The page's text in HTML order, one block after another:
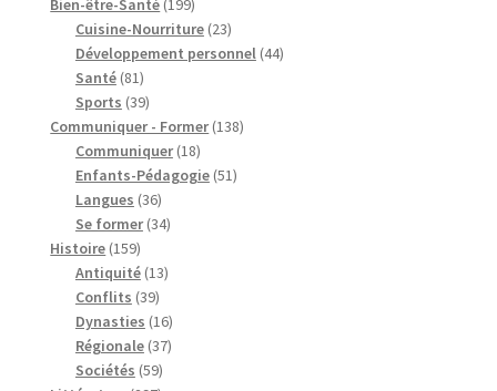
produits
Cuisine-Nourriture 2323
produits
Développement personnel 4444
Santé 8181
produits
Sports 3939
produits
Communiquer - Former 138138
Communiquer 1818
produits
Enfants-Pédagogie 5151
Langues 3636
produits
Se former 3434
Histoire 159159
produits
Antiquité 1313
Conflits 3939
produits
Dynasties 1616
produits
Régionale 3737
Sociétés 5959